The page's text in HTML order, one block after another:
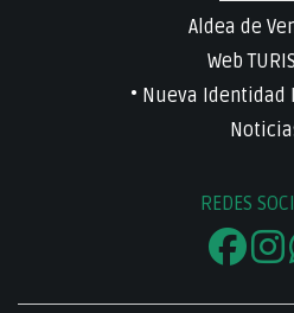
Aldea de
Web
• Nueva Identidad
REDES